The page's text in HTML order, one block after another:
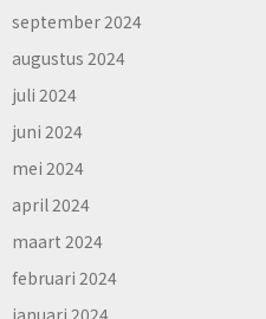
september 2024
augustus 2024
juli 2024
juni 2024
mei 2024
april 2024
maart 2024
februari 2024